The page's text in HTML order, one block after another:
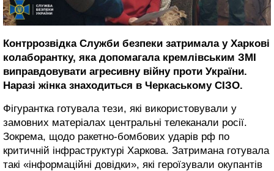
Контррозвідка Служби безпеки затримала у Харкові
колаборантку, яка допомагала кремлівським ЗМІ
виправдовувати агресивну війну проти України.
Наразі жінка знаходиться в Черкаському СІЗО.
Фігурантка готувала тези, які використовували у
замовних матеріалах центральні телеканали росії.
Зокрема, щодо ракетно-бомбових ударів рф по
критичній інфраструктурі Харкова. Затримана готувала
такі «інформаційні довідки», які героїзували окупантів